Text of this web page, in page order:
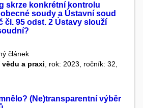
skrze konkrétní kontrolu
soudy a Ústavní soud
čl. 95 odst. 2 Ústavy slouží
článek
a praxi , rok: 2023, ročník: 32,
(Ne)transparentní výběr